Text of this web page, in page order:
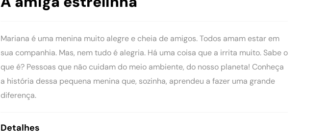
Mariana é uma menina muito alegre e cheia de amigos. Todos amam estar em
sua companhia. Mas, nem tudo é alegria. Há uma coisa que a irrita muito. Sabe o
que é? Pessoas que não cuidam do meio ambiente, do nosso planeta! Conheça
a história dessa pequena menina que, sozinha, aprendeu a fazer uma grande
diferença.
Detalhes